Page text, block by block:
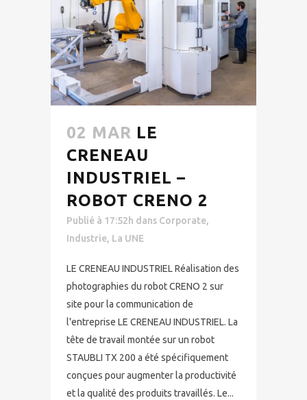
02 MAR LE
CRENEAU
INDUSTRIEL –
ROBOT CRENO 2
Publié à 17:52h dans Corporate,
Industrie, La UNE
LE CRENEAU INDUSTRIEL Réalisation des
photographies du robot CRENO 2 sur
site pour la communication de
l'entreprise LE CRENEAU INDUSTRIEL. La
tête de travail montée sur un robot
STAUBLI TX 200 a été spécifiquement
conçues pour augmenter la productivité
et la qualité des produits travaillés. Le...